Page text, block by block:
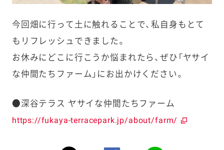
今回畑に行って土に触れることで、私自身もとて
もリフレッシュできました。
お休みにどこに行こうか悩まれたら、ぜひ「ヤサイ
な仲間たちファーム」にお出かけください。
●深谷テラス ヤサイな仲間たちファーム
https://fukaya-terracepark.jp/about/farm/